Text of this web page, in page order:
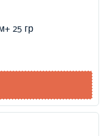
25 гр